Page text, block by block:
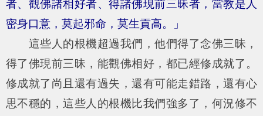
者、觀佛諸相好者、得諸佛現前三昧者，當教是人
密身口意，莫起邪命，莫生貢高。」
這些人的根機超過我們，他們得了念佛三昧，
得了佛現前三昧，能觀佛相好，都已經修成就了。
修成就了尚且還有過失，還有可能走錯路，還有心
思不穩的，這些人的根機比我們強多了，何況修不